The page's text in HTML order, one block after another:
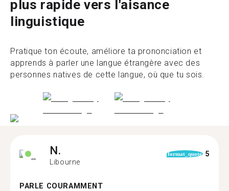
plus rapide vers l'aisance
linguistique
Pratique ton écoute, améliore ta prononciation et
apprends à parler une langue étrangère avec des
personnes natives de cette langue, où que tu sois.
N.
Libourne
format_quote 5
PARLE COURAMMENT